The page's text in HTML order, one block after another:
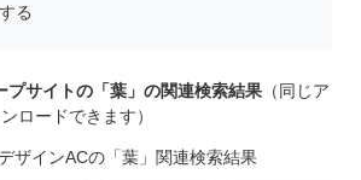
る
プサイトの「葉」の関連検索結果 （同じア
ロードできます）
ザインACの「葉」関連検索結果